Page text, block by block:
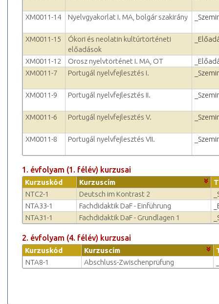
XM0011-14 Nyelvgyakorlat I. MA, bolgár szakirány
XM0011-15
Ókori és neolatin kultúrtörténeti
előadások
XM0011-12 Orosz nyelvtörténet I. MA, OT
XM0011-7
Portugál nyelvfejlesztés I.
XM0011-9 Portugál nyelvfejlesztés II.
XM0011-6 Portugál nyelvfejlesztés V.
XM0011-8 Portugál nyelvfejlesztés VII.
1. évfolyam (1. félév) kurzusai
Kurzuskód Kurzuscím
NTC2-1
Deutsch im Kontrast 2
NTA33-1
Fachdidaktik DaF - Einführung
NTA31-1
Fachdidaktik DaF - Grundlagen 1
2. évfolyam (4. félév) kurzusai
Kurzuskód Kurzuscím
NTA8-1
Abschluss-Zwischenprüfung